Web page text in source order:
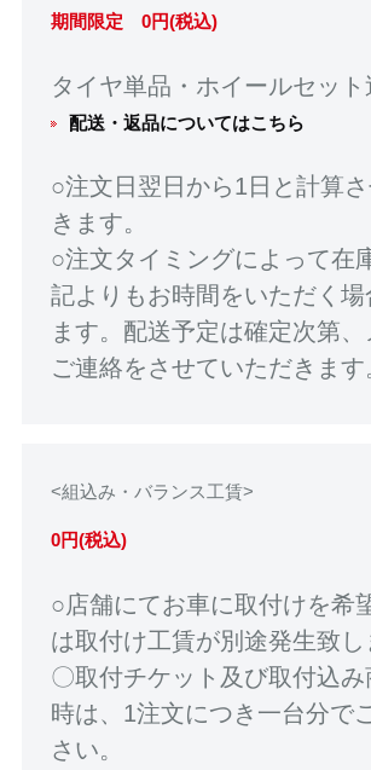
期間限定 0円(税込)
タイヤ単品・ホイールセッ
配送・返品についてはこちら
○注文日翌日から1日と計算
きます。
○注文タイミングによって在
記よりもお時間をいただく
ます。配送予定は確定次第
ご連絡をさせていただきます
<組込み・バランス工賃>
0円(税込)
○店舗にてお車に取付けを希
は取付け工賃が別途発生致し
〇取付チケット及び取付込み
時は、1注文につき一台分で
さい。